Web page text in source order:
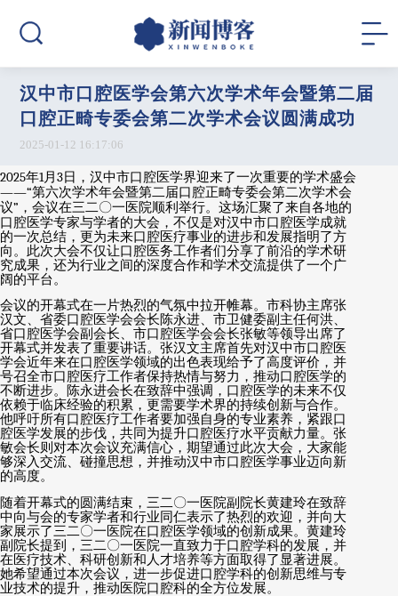
汉中市口腔医学会第六次学术年会暨第二届
口腔正畸专委会第二次学术会议圆满成功
2025-01-12 16:17:06
2025年1月 3日，汉中市口腔医学界迎来了一次重要的学术盛会
——“第六次学术年会暨第二届口腔正畸专委会第二次学术会
议” ，会议在三二〇一医院顺利举行。这场汇聚了来自各地的
口腔医学专家与学者的大会，不仅是对汉中市口腔医学成就
的一次总结，更为未来口腔医疗事业的进步和发展指明了方
向。此次大会不仅让口腔医务工作者们分享了前沿的学术研
究成果，还为行业之间的深度合作和学术交流提供了一个广
阔的平台。
会议的开幕式在一片热烈的气氛中拉开帷幕。市科协主席张
汉文、省委口腔医学会会长陈永进、市卫健委副主任何洪、
省口腔医学会副会长、市口腔医学会会长张敏等领导出席了
开幕式并发表了重要讲话。张汉文主席首先对汉中市口腔医
学会近年来在口腔医学领域的出色表现给予了高度评价，并
号召全市口腔医疗工作者保持热情与努力，推动口腔医学的
不断进步。陈永进会长在致辞中强调，口腔医学的未来不仅
依赖于临床经验的积累，更需要学术界的持续创新与合作。
他呼吁所有口腔医疗工作者要加强自身的专业素养，紧跟口
腔医学发展的步伐，共同为提升口腔医疗水平贡献力量。张
敏会长则对本次会议充满信心，期望通过此次大会，大家能
够深入交流、碰撞思想，并推动汉中市口腔医学事业迈向新
的高度。
随着开幕式的圆满结束，三二〇一医院副院长黄建玲在致辞
中向与会的专家学者和行业同仁表示了热烈的欢迎，并向大
家展示了三二〇一医院在口腔医学领域的创新成果。黄建玲
副院长提到，三二〇一医院一直致力于口腔学科的发展，并
在医疗技术、科研创新和人才培养等方面取得了显著进展。
她希望通过本次会议，进一步促进口腔学科的创新思维与专
业技术的提升，推动医院口腔科的全方位发展。